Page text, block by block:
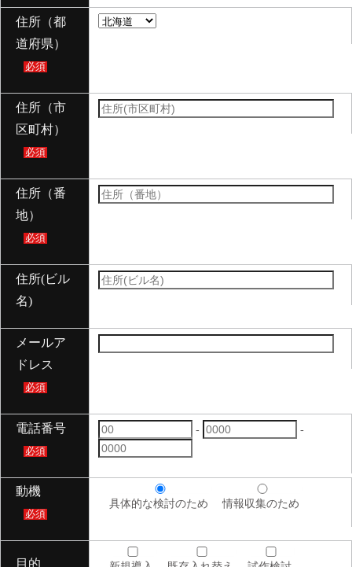
住所（都
道府県）
必須
住所（市
区町村）
必須
住所（番
地）
必須
住所(ビル
名)
メールア
ドレス
必須
電話番号
必須
- -
動機
必須
具体的な検討のため 情報収集のため
目的